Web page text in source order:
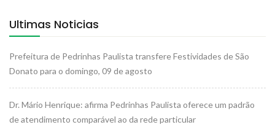
Ultimas Noticias
Prefeitura de Pedrinhas Paulista transfere Festividades de São
Donato para o domingo, 09 de agosto
Dr. Mário Henrique: afirma Pedrinhas Paulista oferece um padrão
de atendimento comparável ao da rede particular